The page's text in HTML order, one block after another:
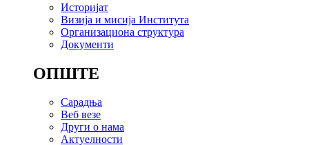
Историјат
Визија и мисија Института
Организациона структура
Документи
ОПШТЕ
Сарадња
Веб везе
Други о нама
Актуелности